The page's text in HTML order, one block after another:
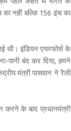
का नहीं बल्कि 156 इंच का
थी। इंडियन एयरफोर्स के
पानी बंद कर दिया, हमने
मंत्री पासवान ने रैली
करने के बाद प्रधानमंत्री